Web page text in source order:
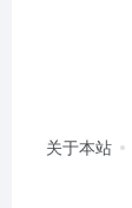
关于本站